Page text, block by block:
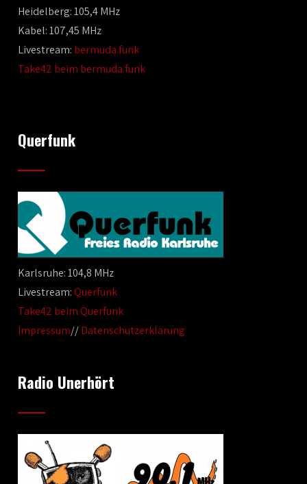
Heidelberg: 105,4 MHz
Kabel: 107,45 MHz
Livestream: bermuda.funk
Take42 beim bermuda.funk
Querfunk
Karlsruhe: 104,8 MHz
Livestream:Querfunk
Take42 beim Querfunk
Impressum//Datenschutzerklärung
Radio Unerhört